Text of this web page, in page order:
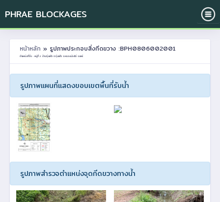
PHRAE BLOCKAGES
หน้าหลัก » รูปภาพประกอบสิ่งกีดขวาง :BPH0806002001
ตำแหน่งที่ตั้ง : หมู่ที่ 2 บ้านทุ่งแค้ว ต.ทุ่งแค้ว อ.หนองม่วงไข่ จ.แพร่
รูปภาพแผนที่แสดงขอบเขตพื้นที่รับน้ำ
รูปภาพสำรวจตำแหน่งจุดกีดขวางทางน้ำ